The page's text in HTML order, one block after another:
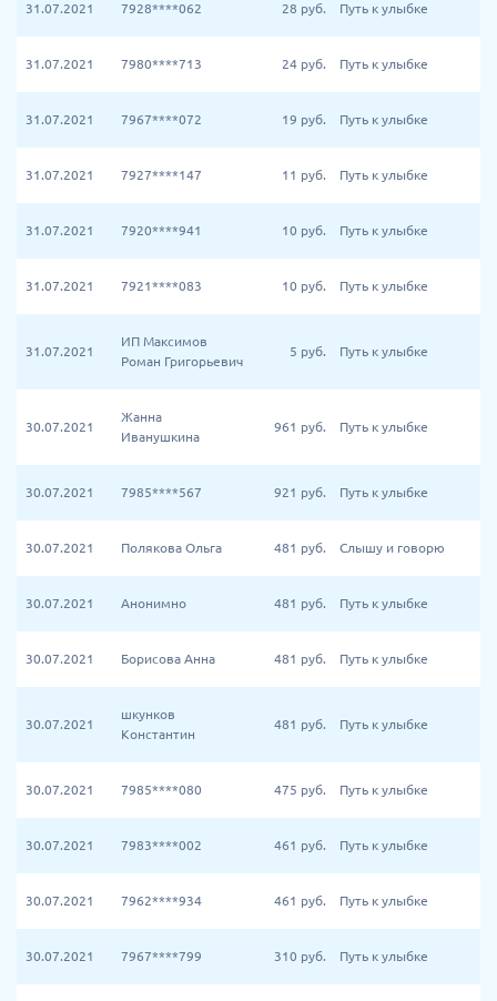
31.07.2021 7928****062 28 руб. Путь к улыбке
31.07.2021 7980****713 24 руб. Путь к улыбке
31.07.2021 7967****072 19 руб. Путь к улыбке
31.07.2021 7927****147 11 руб. Путь к улыбке
31.07.2021 7920****941 10 руб. Путь к улыбке
31.07.2021 7921****083 10 руб. Путь к улыбке
31.07.2021
ИП Максимов
Роман Григорьевич
5 руб. Путь к улыбке
30.07.2021
Жанна
Иванушкина
961 руб. Путь к улыбке
30.07.2021 7985****567 921 руб. Путь к улыбке
30.07.2021 Полякова Ольга 481 руб. Слышу и говорю
30.07.2021 Анонимно 481 руб. Путь к улыбке
30.07.2021 Борисова Анна 481 руб. Путь к улыбке
30.07.2021
шкунков
Константин
481 руб. Путь к улыбке
30.07.2021 7985****080 475 руб. Путь к улыбке
30.07.2021 7983****002 461 руб. Путь к улыбке
30.07.2021 7962****934 461 руб. Путь к улыбке
30.07.2021 7967****799 310 руб. Путь к улыбке